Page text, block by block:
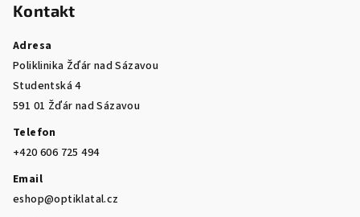
Kontakt
Adresa
Poliklinika Žďár nad Sázavou
Studentská 4
591 01 Žďár nad Sázavou
Telefon
+420 606 725 494
Email
eshop@optiklatal.cz